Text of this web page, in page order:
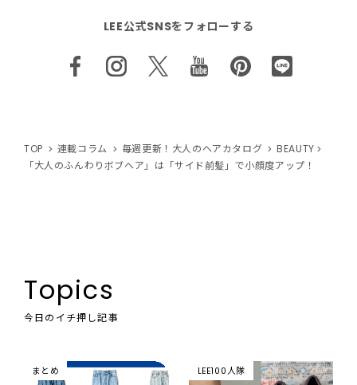
LEE公式SNSをフォローする
TOP 連載コラム 毎週更新！大人のヘアカタログ
BEAUTY
「大人のふんわりボブヘア」は「サイド前髪」で小顔度アップ！
Topics
今日のイチ押し記事
まとめ LEE100人隊